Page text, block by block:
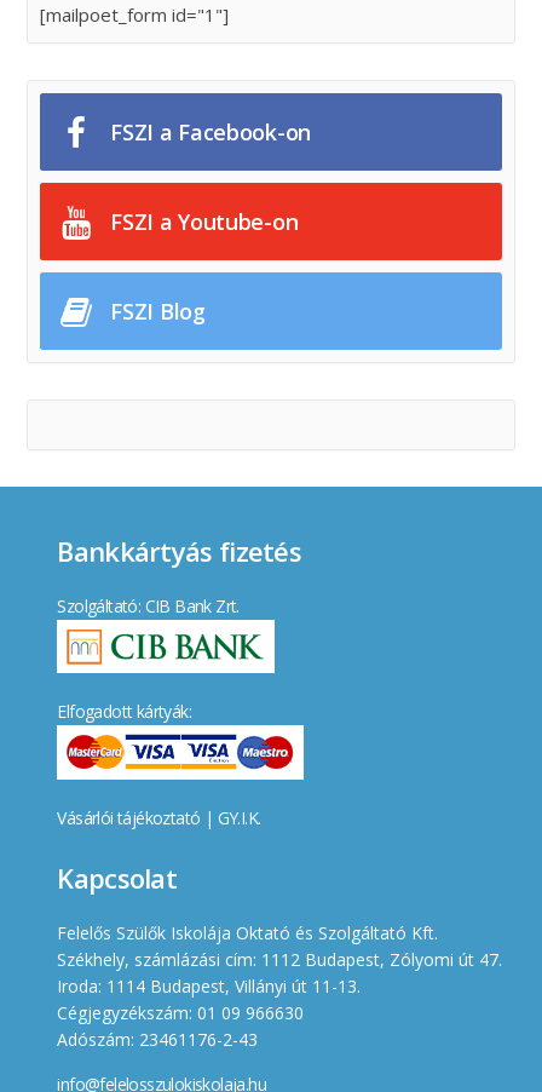
[mailpoet_form id="1"]
FSZI a Facebook-on
FSZI a Youtube-on
FSZI Blog
Bankkártyás fizetés
Szolgáltató: CIB Bank Zrt.
Elfogadott kártyák:
Vásárlói tájékoztató | GY.I.K.
Kapcsolat
Felelős Szülők Iskolája Oktató és Szolgáltató Kft.
Székhely, számlázási cím: 1112 Budapest, Zólyomi út 47.
Iroda: 1114 Budapest, Villányi út 11-13.
Cégjegyzékszám: 01 09 966630
Adószám: 23461176-2-43
info@felelosszulokiskolaja.hu